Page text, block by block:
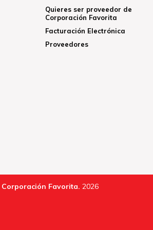
Quieres ser proveedor de
Corporación Favorita
Facturación Electrónica
Proveedores
Corporación Favorita. 2026